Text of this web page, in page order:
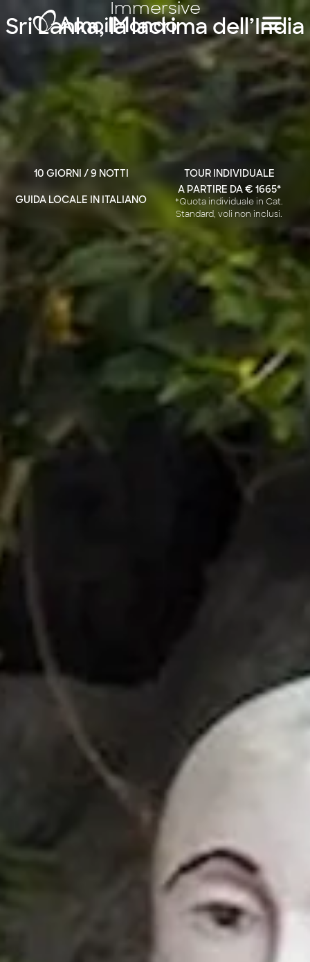
Immersive
Sri Lanka, la lacrima dell’India
10 GIORNI / 9 NOTTI TOUR INDIVIDUALE
GUIDA LOCALE IN ITALIANO
A PARTIRE DA € 1665*
*Quota individuale in Cat.
Standard, voli non inclusi.